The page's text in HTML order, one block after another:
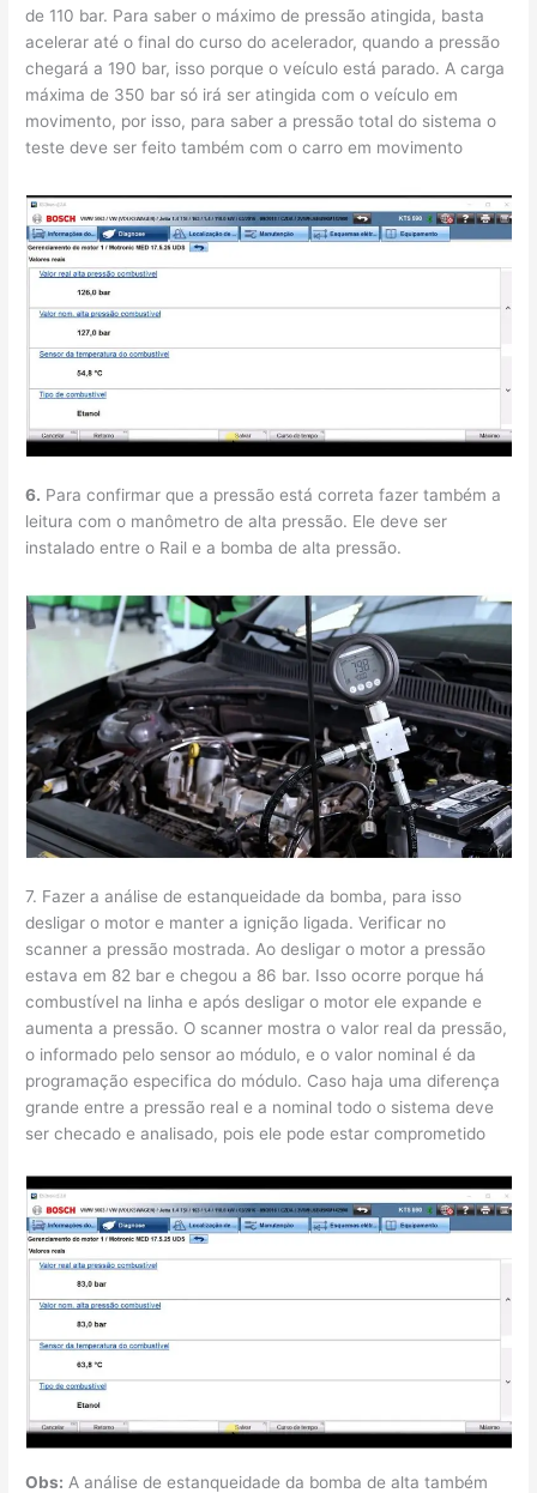
de 110 bar. Para saber o máximo de pressão atingida, basta
acelerar até o final do curso do acelerador, quando a pressão
chegará a 190 bar, isso porque o veículo está parado. A carga
máxima de 350 bar só irá ser atingida com o veículo em
movimento, por isso, para saber a pressão total do sistema o
teste deve ser feito também com o carro em movimento
6. Para confirmar que a pressão está correta fazer também a
leitura com o manômetro de alta pressão. Ele deve ser
instalado entre o Rail e a bomba de alta pressão.
7. Fazer a análise de estanqueidade da bomba, para isso
desligar o motor e manter a ignição ligada. Verificar no
scanner a pressão mostrada. Ao desligar o motor a pressão
estava em 82 bar e chegou a 86 bar. Isso ocorre porque há
combustível na linha e após desligar o motor ele expande e
aumenta a pressão. O scanner mostra o valor real da pressão,
o informado pelo sensor ao módulo, e o valor nominal é da
programação especifica do módulo. Caso haja uma diferença
grande entre a pressão real e a nominal todo o sistema deve
ser checado e analisado, pois ele pode estar comprometido
Obs: A análise de estanqueidade da bomba de alta também